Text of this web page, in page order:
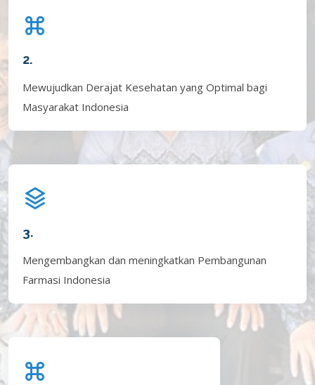
2.
Mewujudkan Derajat Kesehatan yang Optimal bagi
Masyarakat Indonesia
3.
Mengembangkan dan meningkatkan Pembangunan
Farmasi Indonesia